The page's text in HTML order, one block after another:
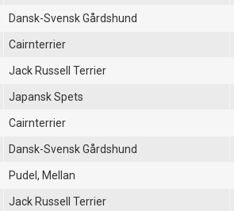
Dansk-Svensk Gårdshund
Cairnterrier
Jack Russell Terrier
Japansk Spets
Cairnterrier
Dansk-Svensk Gårdshund
Pudel, Mellan
Jack Russell Terrier